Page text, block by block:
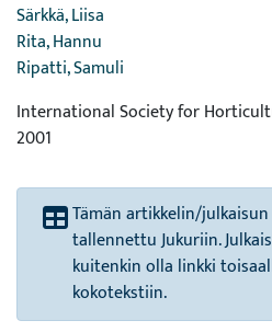
Särkkä, Liisa
Rita, Hannu
Ripatti, Samuli
International Society for
2001
Tämän artikkelin/
tallennettu Jukuriin.
kuitenkin olla linkki
kokotekstiin.